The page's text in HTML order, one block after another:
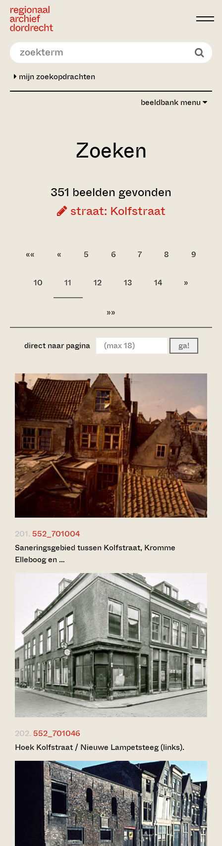
Ga direct naar de inhoud
mijn zoekopdrachten
beeldbank menu
Zoeken
351 beelden gevonden
straat: Kolfstraat
«« « 5 6 7 8 9
10 11 12 13 14 »
»»
direct naar pagina ga!
201. 552_701004
Saneringsgebied tussen Kolfstraat, Kromme
Elleboog en …
202. 552_701046
Hoek Kolfstraat / Nieuwe Lampetsteeg (links).